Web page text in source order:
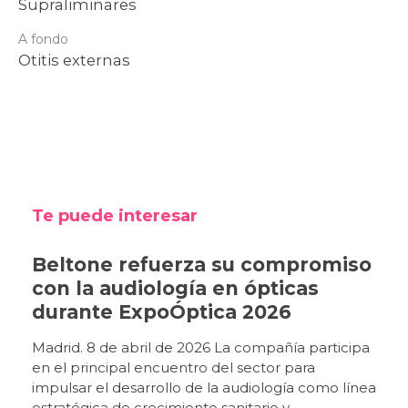
Supraliminares
A fondo
Otitis externas
Te puede interesar
Beltone refuerza su compromiso
con la audiología en ópticas
durante ExpoÓptica 2026
Madrid. 8 de abril de 2026 La compañía participa
en el principal encuentro del sector para
impulsar el desarrollo de la audiología como línea